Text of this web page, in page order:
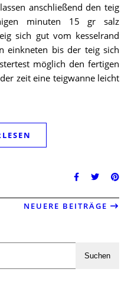
anschließend den teig
minuten 15 gr salz
sich gut vom kesselrand
einkneten bis der teig sich
möglich den fertigen
zeit eine teigwanne leicht
NEUERE BEITRÄGE
Suchen